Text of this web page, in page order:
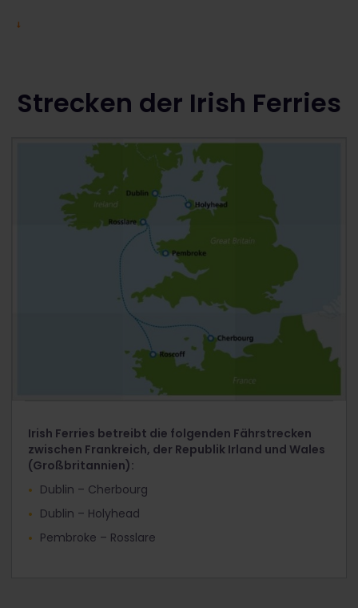
Strecken der Irish Ferries
Irish Ferries betreibt die folgenden Fährstrecken
zwischen Frankreich, der Republik Irland und Wales
(Großbritannien):
Dublin – Cherbourg
Dublin – Holyhead
Pembroke – Rosslare